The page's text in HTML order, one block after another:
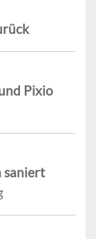
Pixio
saniert